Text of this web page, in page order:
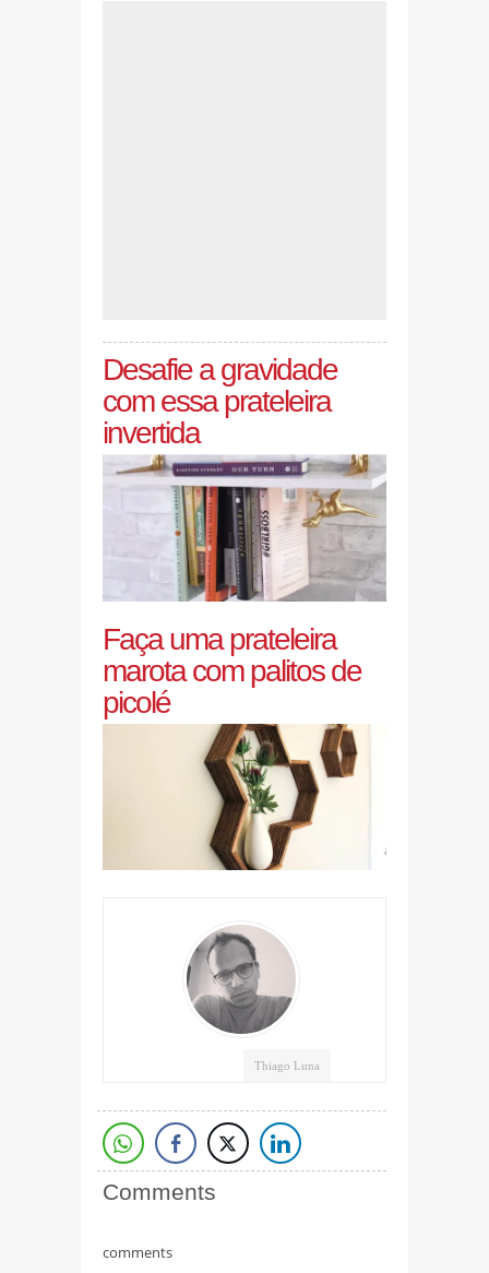
Desafie a gravidade
com essa prateleira
invertida
Faça uma prateleira
marota com palitos de
picolé
Thiago Luna
Comments
comments